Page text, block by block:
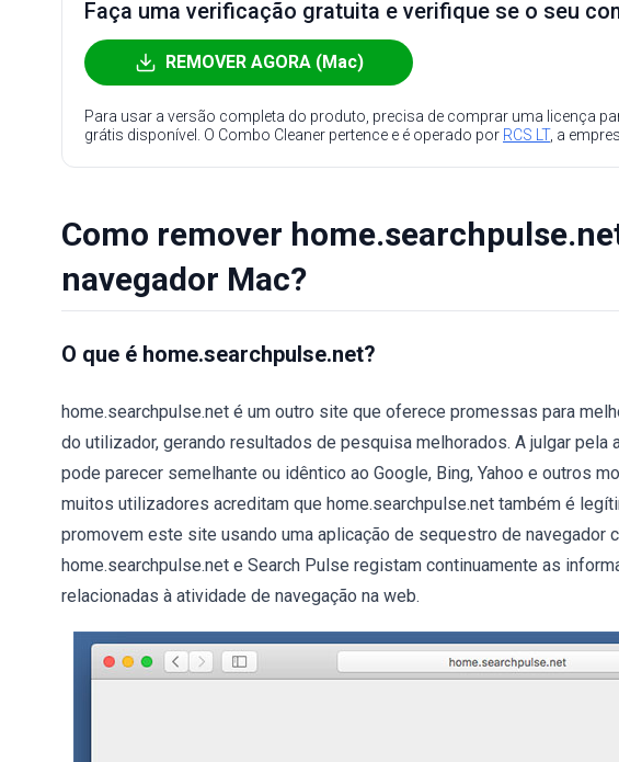
Faça uma verificação gratuita e verifique se o seu
REMOVER AGORA (Mac)
Para usar a versão completa do produto, precisa de comprar uma licença
grátis disponível. O Combo Cleaner pertence e é operado por RCS LT, a
Como remover
navegador Mac?
O que é home.searchpulse.net?
home.searchpulse.net é um outro site que oferece promessas para
do utilizador, gerando resultados de pesquisa melhorados. A julgar pela
pode parecer semelhante ou idêntico ao Google, Bing, Yahoo e outros
muitos utilizadores acreditam que home.searchpulse.net também é
promovem este site usando uma aplicação de sequestro de navegador
home.searchpulse.net e Search Pulse registam continuamente as
relacionadas à atividade de navegação na web.